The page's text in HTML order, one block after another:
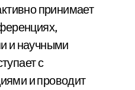
принимает
и научными
с
и проводит